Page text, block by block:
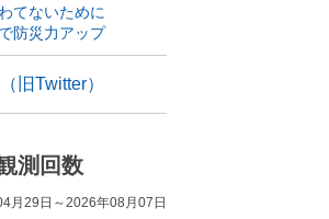
てないために
防災力アップ
旧Twitter）
測回数
月29日～2026年08月07日